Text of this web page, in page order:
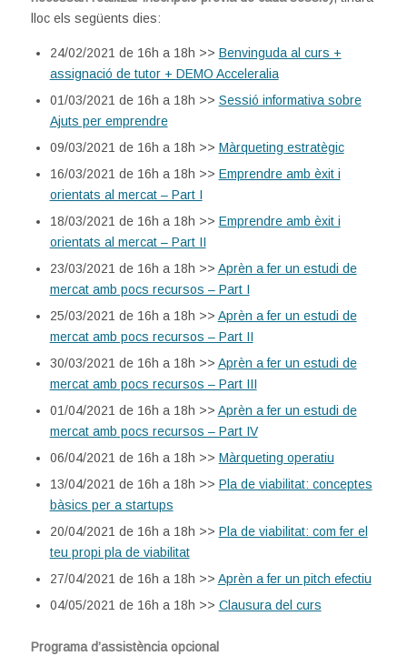
lloc els següents dies:
24/02/2021 de 16h a 18h >> Benvinguda al curs +
assignació de tutor + DEMO Acceleralia
01/03/2021 de 16h a 18h >> Sessió informativa sobre
Ajuts per emprendre
09/03/2021 de 16h a 18h >> Màrqueting estratègic
16/03/2021 de 16h a 18h >> Emprendre amb èxit i
orientats al mercat – Part I
18/03/2021 de 16h a 18h >> Emprendre amb èxit i
orientats al mercat – Part II
23/03/2021 de 16h a 18h >> Aprèn a fer un estudi de
mercat amb pocs recursos – Part I
25/03/2021 de 16h a 18h >> Aprèn a fer un estudi de
mercat amb pocs recursos – Part II
30/03/2021 de 16h a 18h >> Aprèn a fer un estudi de
mercat amb pocs recursos – Part III
01/04/2021 de 16h a 18h >> Aprèn a fer un estudi de
mercat amb pocs recursos – Part IV
06/04/2021 de 16h a 18h >> Màrqueting operatiu
13/04/2021 de 16h a 18h >> Pla de viabilitat: conceptes
bàsics per a startups
20/04/2021 de 16h a 18h >> Pla de viabilitat: com fer el
teu propi pla de viabilitat
27/04/2021 de 16h a 18h >> Aprèn a fer un pitch efectiu
04/05/2021 de 16h a 18h >> Clausura del curs
Programa d’assistència opcional